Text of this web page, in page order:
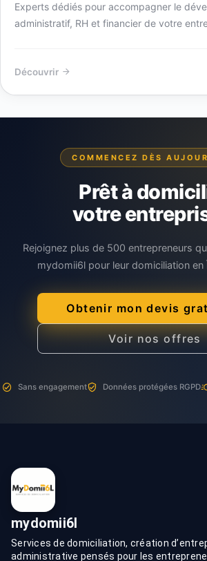
Experts dédiés pour accompagner le
administratif, RH et financier de votre
Découvrir
COMMENCEZ DÈS
Prêt à
votre
Rejoignez plus de 500 entrepreneurs
mydomii6l pour leur domiciliation en
Obtenir mon devis
Voir nos offres
Sans engagement Données protégées RGPD
mydomii6l
Services de domiciliation, création
administrative pensés pour les